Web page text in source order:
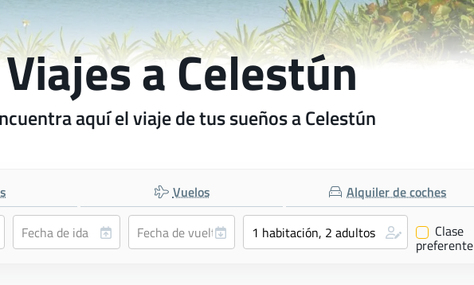
Viajes a Celestún
aquí el viaje de tus sueños a Celestún
Vuelos Alquiler de coches
✔ Clase
preferente